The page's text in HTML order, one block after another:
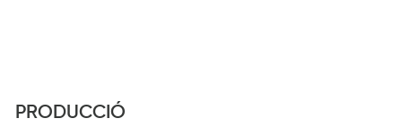
PRODUCCIÓ